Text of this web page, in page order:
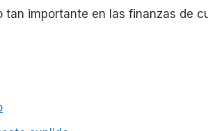
importante en las finanzas de